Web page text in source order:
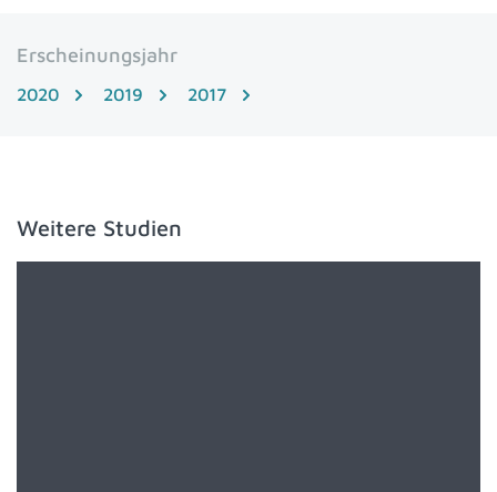
Erscheinungsjahr
2020 2019 2017
Weitere Studien